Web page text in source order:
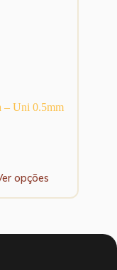
– Uni 0.5mm
opções